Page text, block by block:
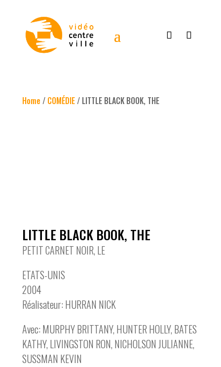
Home / COMÉDIE/ LITTLE BLACK BOOK, THE
LITTLE BLACK BOOK, THE
PETIT CARNET NOIR, LE
ETATS-UNIS
2004
Réalisateur: HURRAN NICK
Avec: MURPHY BRITTANY, HUNTER HOLLY, BATES
KATHY, LIVINGSTON RON, NICHOLSON JULIANNE,
SUSSMAN KEVIN